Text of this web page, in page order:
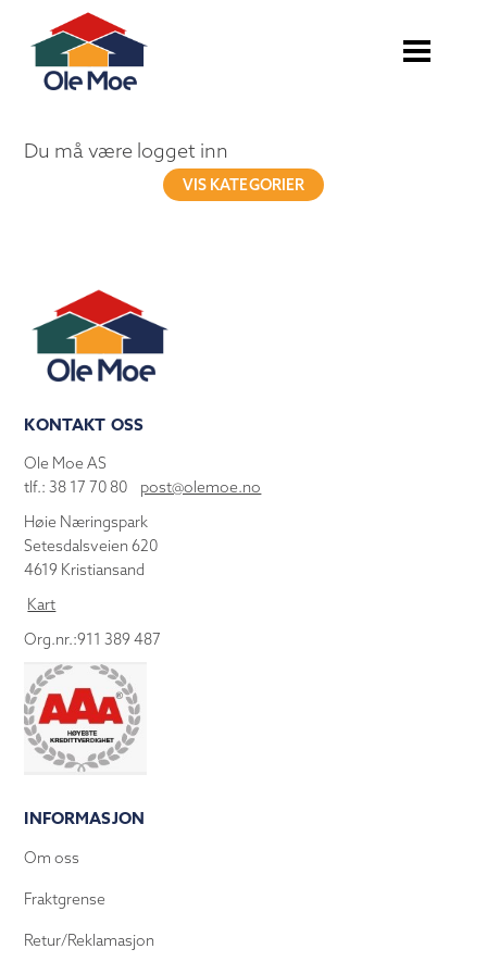
Du må være logget inn
VIS KATEGORIER
KONTAKT OSS
Ole Moe AS
tlf.: 38 17 70 80 post@olemoe.no
Høie Næringspark
Setesdalsveien 620
4619 Kristiansand
Kart
Org.nr.:911 389 487
INFORMASJON
Om oss
Fraktgrense
Retur/Reklamasjon